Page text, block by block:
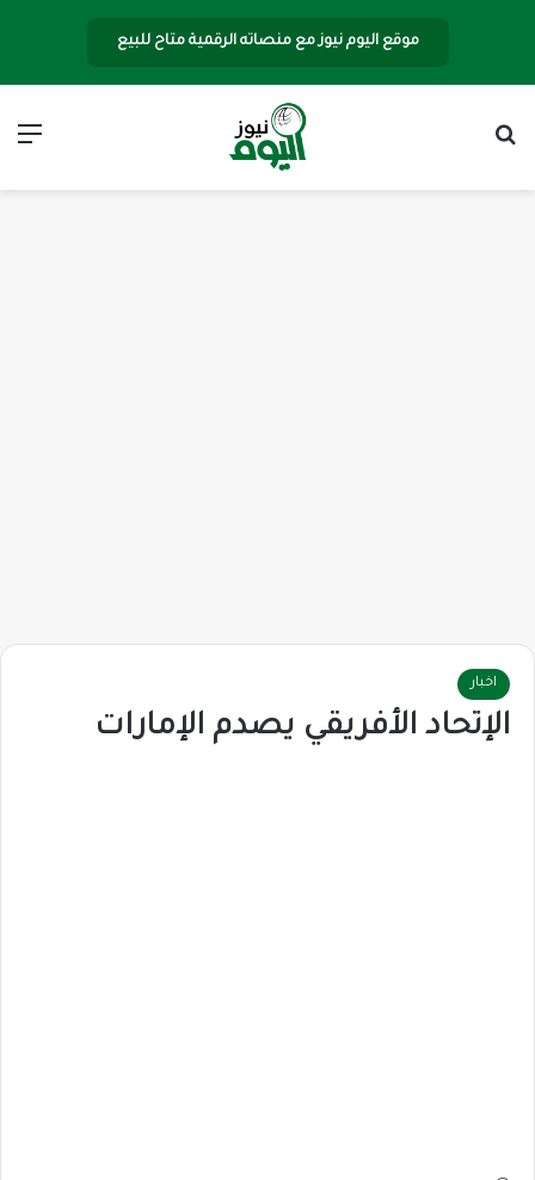
موقع اليوم نيوز مع منصاته الرقمية متاح للبيع
اخبار
الإتحاد الأفريقي يصدم الإمارات